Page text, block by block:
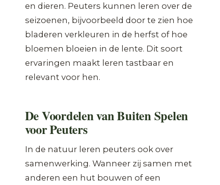
en dieren. Peuters kunnen leren over de
seizoenen, bijvoorbeeld door te zien hoe
bladeren verkleuren in de herfst of hoe
bloemen bloeien in de lente. Dit soort
ervaringen maakt leren tastbaar en
relevant voor hen.
De Voordelen van Buiten Spelen
voor Peuters
In de natuur leren peuters ook over
samenwerking. Wanneer zij samen met
anderen een hut bouwen of een